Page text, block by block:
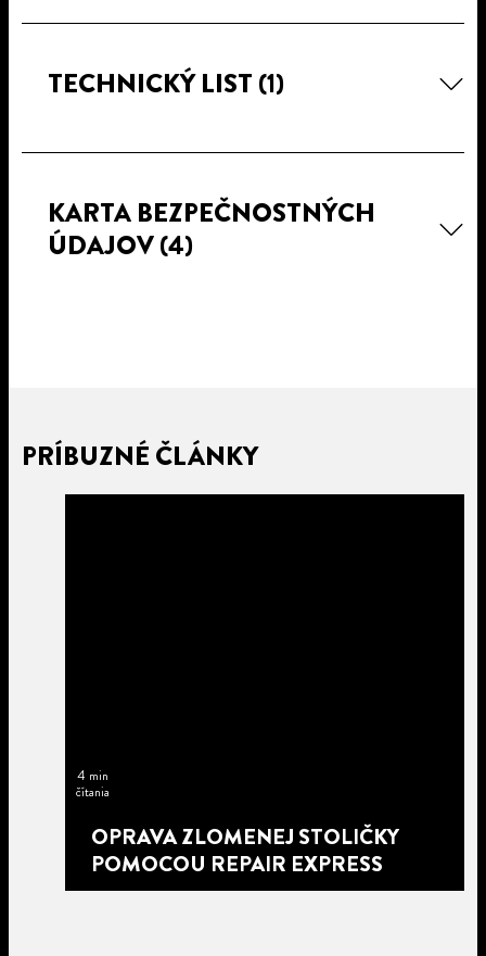
TECHNICKÝ LIST (1)
KARTA BEZPEČNOSTNÝCH
ÚDAJOV(4)
PRÍBUZNÉ ČLÁNKY
4 min
čítania
OPRAVA ZLOMENEJ STOLIČKY
POMOCOU REPAIR EXPRESS